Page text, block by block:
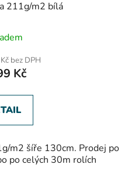
211g/m2 bílá
bez DPH
Kč
m2 šíře 130cm. Prodej po
po celých 30m rolích